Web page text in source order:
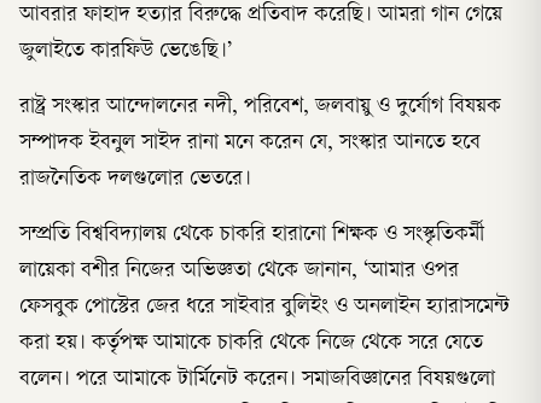
আবরার ফাহাদ হত্যার বিরুদ্ধে প্রতিবাদ করেছি। আমরা গান গেয়ে
জুলাইতে কারফিউ ভেঙেছি।’
রাষ্ট্র সংস্কার আন্দোলনের নদী, পরিবেশ, জলবায়ু ও দুর্যোগ বিষয়ক
সম্পাদক ইবনুল সাইদ রানা মনে করেন যে, সংস্কার আনতে হবে
রাজনৈতিক দলগুলোর ভেতরে।
সম্প্রতি বিশ্ববিদ্যালয় থেকে চাকরি হারানো শিক্ষক ও সংস্কৃতিকর্মী
লায়েকা বশীর নিজের অভিজ্ঞতা থেকে জানান, ‘আমার ওপর
ফেসবুক পোস্টের জের ধরে সাইবার বুলিইং ও অনলাইন হ্যারাসমেন্ট
করা হয়। কর্তৃপক্ষ আমাকে চাকরি থেকে নিজে থেকে সরে যেতে
বলেন। পরে আমাকে টার্মিনেট করেন। সমাজবিজ্ঞানের বিষয়গুলো